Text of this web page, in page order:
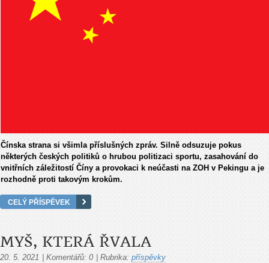
Čínska strana si všimla příslušných zpráv. Silně odsuzuje pokus
některých českých politiků o hrubou politizaci sportu, zasahování do
vnitřních záležitostí Číny a provokaci k neúčasti na ZOH v Pekingu a je
rozhodně proti takovým krokům.
CELÝ PŘÍSPĚVEK
MYŠ, KTERÁ ŘVALA
20. 5. 2021 Komentářů: 0 Rubrika: příspěvky